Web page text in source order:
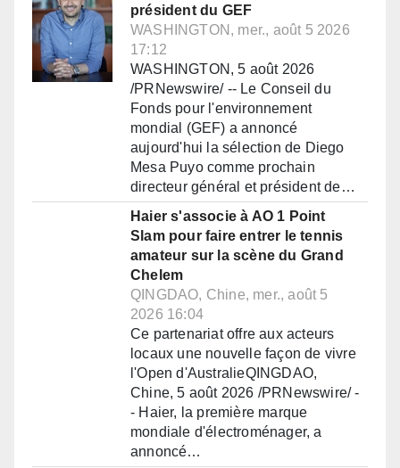
président du GEF
WASHINGTON, mer., août 5 2026
17:12
WASHINGTON, 5 août 2026
/PRNewswire/ -- Le Conseil du
Fonds pour l'environnement
mondial (GEF) a annoncé
aujourd'hui la sélection de Diego
Mesa Puyo comme prochain
directeur général et président de…
Haier s'associe à AO 1 Point
Slam pour faire entrer le tennis
amateur sur la scène du Grand
Chelem
QINGDAO, Chine, mer., août 5
2026 16:04
Ce partenariat offre aux acteurs
locaux une nouvelle façon de vivre
l'Open d'AustralieQINGDAO,
Chine, 5 août 2026 /PRNewswire/ -
- Haier, la première marque
mondiale d'électroménager, a
annoncé…